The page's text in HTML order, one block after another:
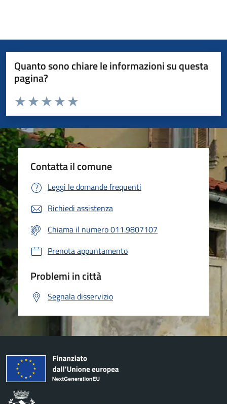
Quanto sono chiare le informazioni su questa
pagina?
Valuta da 1 a 5 stelle la pagina
Valuta 5 stelle su 5
Valuta 4 stelle su 5
Valuta 3 stelle su 5
Valuta 2 stelle su 5
Valuta 1 stelle su 5
Contatta il comune
Leggi le domande frequenti
Richiedi assistenza
Chiama il numero 011.9807107
Prenota appuntamento
Problemi in città
Segnala disservizio